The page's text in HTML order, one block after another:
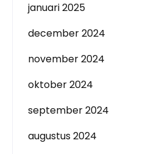
januari 2025
december 2024
november 2024
oktober 2024
september 2024
augustus 2024